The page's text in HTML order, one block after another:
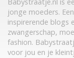
jonge moeders.
inspirerende blogs
zwangerschap,
fashion.
voor jou en je